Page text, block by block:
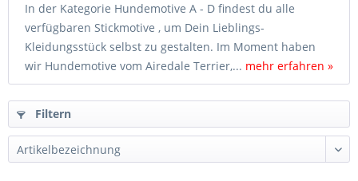
In der Kategorie Hundemotive A - D findest du alle
verfügbaren Stickmotive , um Dein Lieblings-
Kleidungsstück selbst zu gestalten. Im Moment haben
wir Hundemotive vom Airedale Terrier,... mehr erfahren »
Filtern